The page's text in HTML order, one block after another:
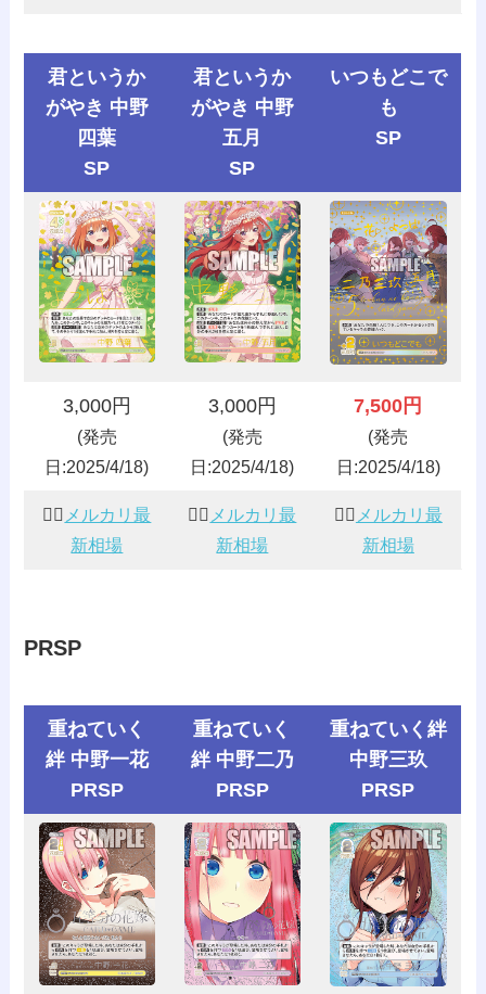
君というか
がやき 中野
四葉
SP
君というか
がやき 中野
五月
SP
いつもどこで
も
SP
3,000円
(発売
日:2025/4/18)
3,000円
(発売
日:2025/4/18)
7,500円
(発売
日:2025/4/18)
👰‍♀️ メルカリ最
新相場
👰‍♀️ メルカリ最
新相場
👰‍♀️ メルカリ最
新相場
PRSP
重ねていく
絆 中野一花
PRSP
重ねていく
絆 中野二乃
PRSP
重ねていく絆
中野三玖
PRSP